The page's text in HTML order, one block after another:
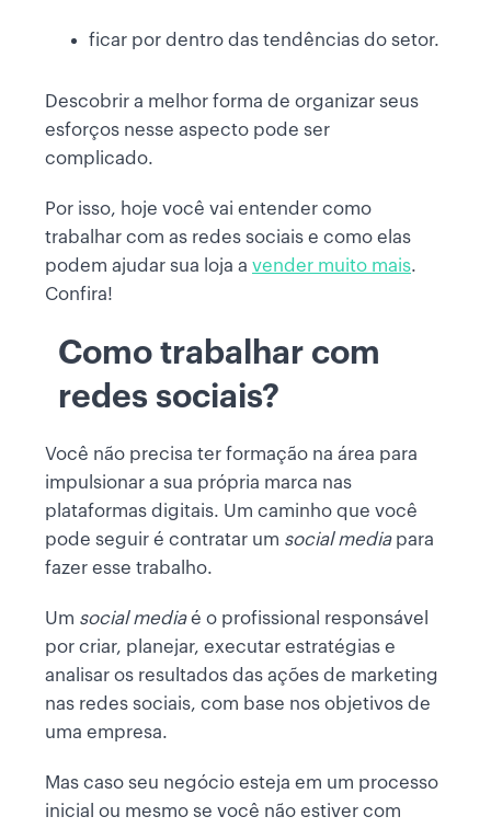
ficar por dentro das tendências do setor.
Descobrir a melhor forma de organizar seus
esforços nesse aspecto pode ser
complicado.
Por isso, hoje você vai entender como
trabalhar com as redes sociais e como elas
podem ajudar sua loja a vender muito mais.
Confira!
Como trabalhar com
redes sociais?
Você não precisa ter formação na área para
impulsionar a sua própria marca nas
plataformas digitais. Um caminho que você
pode seguir é contratar um social mediapara
fazer esse trabalho.
Um social mediaé o profissional responsável
por criar, planejar, executar estratégias e
analisar os resultados das ações de marketing
nas redes sociais, com base nos objetivos de
uma empresa.
Mas caso seu negócio esteja em um processo
inicial ou mesmo se você não estiver com